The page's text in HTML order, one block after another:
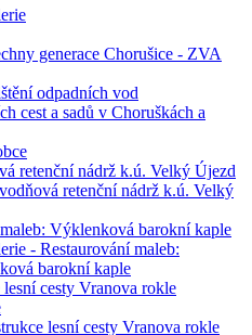
generace Chorušice - ZVA
odpadních vod
cest a sadů v Choruškách a
retenční nádrž k.ú. Velký Újezd
retenční nádrž k.ú. Velký
Výklenková barokní kaple
- Restaurování maleb:
barokní kaple
cesty Vranova rokle
lesní cesty Vranova rokle